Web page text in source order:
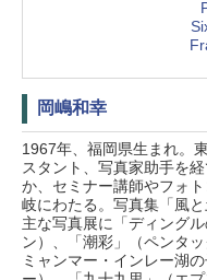
岡嶋和幸
1967年、福岡県生まれ。
スタント、写真家助手を
か、セミナー講師やフォ
岐にわたる。写真集「風
主な写真展に「ディング
ン）、「潮彩」（ペンタ
ミャンマー・インレー湖